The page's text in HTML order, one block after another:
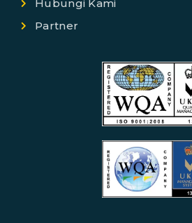
Hubungi Kami
Partner